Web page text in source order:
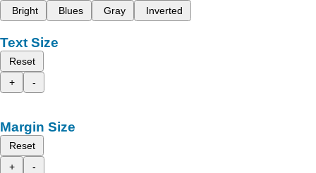
Bright
Blues Gray Inverted
Text Size
Reset
+
-
Margin Size
Reset
+
-